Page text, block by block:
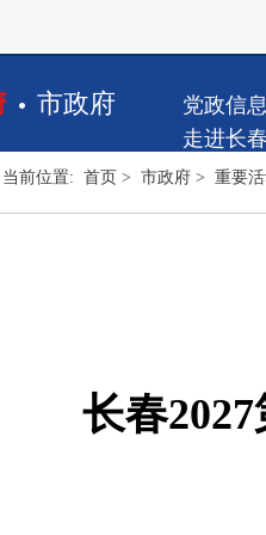
市政府
党政信
走进长
当前位置:首页 >市政府 >重要
长春